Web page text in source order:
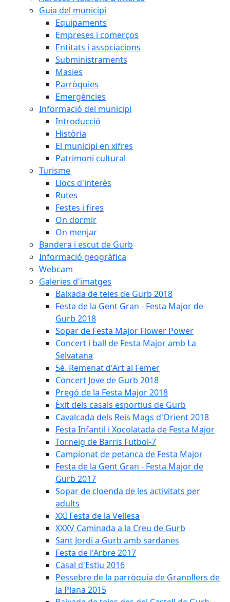
Guia del municipi
Equipaments
Empreses i comerços
Entitats i associacions
Subministraments
Masies
Parròquies
Emergències
Informació del municipi
Introducció
Història
El municipi en xifres
Patrimoni cultural
Turisme
Llocs d'interès
Rutes
Festes i fires
On dormir
On menjar
Bandera i escut de Gurb
Informació geogràfica
Webcam
Galeries d'imatges
Baixada de teies de Gurb 2018
Festa de la Gent Gran - Festa Major de
Gurb 2018
Sopar de Festa Major Flower Power
Concert i ball de Festa Major amb La
Selvatana
5è. Remenat d'Art al Femer
Concert Jove de Gurb 2018
Pregó de la Festa Major 2018
Èxit dels casals esportius de Gurb
Cavalcada dels Reis Mags d'Orient 2018
Festa Infantil i Xocolatada de Festa Major
Torneig de Barris Futbol-7
Campionat de petanca de Festa Major
Festa de la Gent Gran - Festa Major de
Gurb 2017
Sopar de cloenda de les activitats per
adults
XXI Festa de la Vellesa
XXXV Caminada a la Creu de Gurb
Sant Jordi a Gurb amb sardanes
Festa de l'Arbre 2017
Casal d'Estiu 2016
Pessebre de la parròquia de Granollers de
la Plana 2015